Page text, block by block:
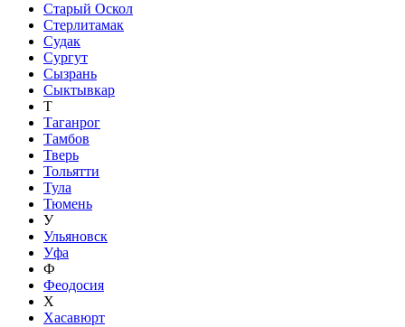
Старый Оскол
Стерлитамак
Судак
Сургут
Сызрань
Сыктывкар
Т
Таганрог
Тамбов
Тверь
Тольятти
Тула
Тюмень
У
Ульяновск
Уфа
Ф
Феодосия
Х
Хасавюрт